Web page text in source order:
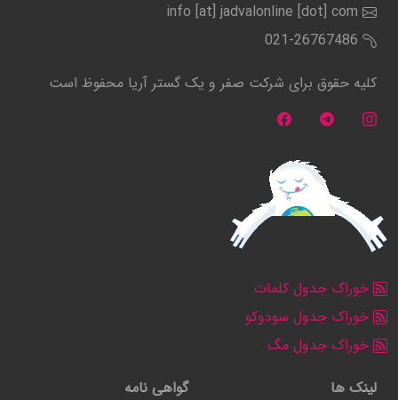
info [at] jadvalonline [dot] com
021-26767486
کلیه حقوق برای شرکت صفر و یک گستر آریا محفوظ است
خوراک جدول کلمات
خوراک جدول سودوکو
خوراک جدول مگ
لینک ها
گواهی نامه